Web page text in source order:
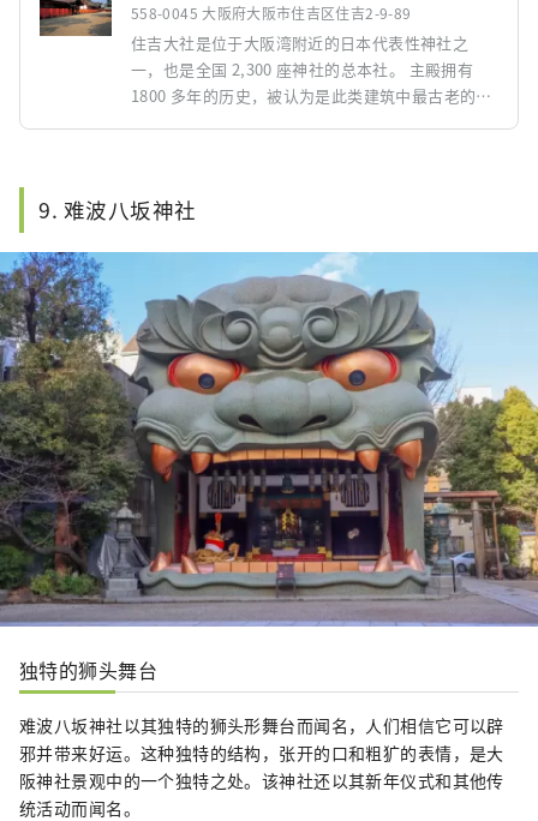
558-0045 大阪府大阪市住吉区住吉2-9-89
住吉大社是位于大阪湾附近的日本代表性神社之
一，也是全国 2,300 座神社的总本社。 主殿拥有
1800 多年的历史，被认为是此类建筑中最古老的神
社的历史和庄严的气氛。
9. 难波八坂神社
独特的狮头舞台
难波八坂神社以其独特的狮头形舞台而闻名，人们相信它可以辟
邪并带来好运。这种独特的结构，张开的口和粗犷的表情，是大
阪神社景观中的一个独特之处。该神社还以其新年仪式和其他传
统活动而闻名。